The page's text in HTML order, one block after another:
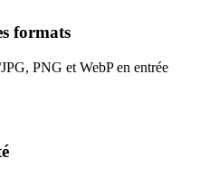
formats
PNG et WebP en entrée